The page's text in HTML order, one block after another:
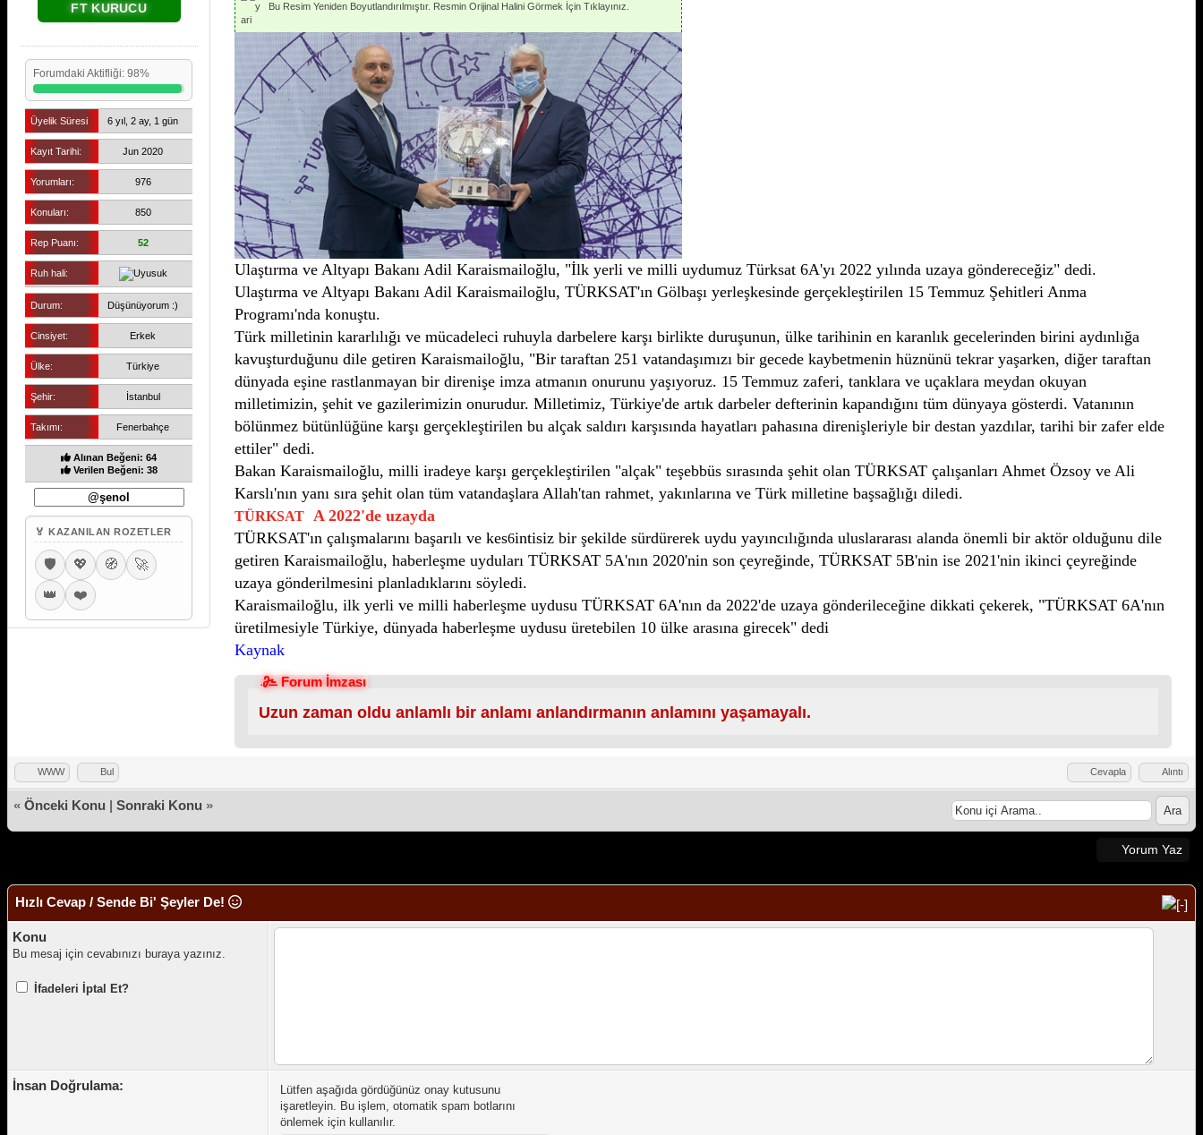
FT KURUCU
Forumdaki Aktifliği: 98%
Üyelik Süresi 6 yıl, 2 ay, 1 gün
Kayıt Tarihi: Jun 2020
Yorumları: 976
Konuları: 850
Rep Puanı: 52
Ruh hali:
Durum: Düşünüyorum :)
Cinsiyet: Erkek
Ülke: Türkiye
Şehir: İstanbul
Takımı: Fenerbahçe
Alınan Beğeni: 64
Verilen Beğeni: 38
🏅 KAZANILAN ROZETLER
🛡️ 💖 🧭
🚀
👑
❤️
Bu Resim Yeniden Boyutlandırılmıştır. Resmin Orijinal Halini Görmek İçin Tıklayınız.
Ulaştırma ve Altyapı Bakanı Adil Karaismailoğlu, "İlk yerli ve milli uydumuz Türksat 6A'yı 2022 yılında uzaya göndereceğiz" dedi.
Ulaştırma ve Altyapı Bakanı Adil Karaismailoğlu, TÜRKSAT'ın Gölbaşı yerleşkesinde gerçekleştirilen 15 Temmuz Şehitleri Anma
Programı'nda konuştu.
Türk milletinin kararlılığı ve mücadeleci ruhuyla darbelere karşı birlikte duruşunun, ülke tarihinin en karanlık gecelerinden birini aydınlığa
kavuşturduğunu dile getiren Karaismailoğlu, "Bir taraftan 251 vatandaşımızı bir gecede kaybetmenin hüznünü tekrar yaşarken, diğer taraftan
dünyada eşine rastlanmayan bir direnişe imza atmanın onurunu yaşıyoruz. 15 Temmuz zaferi, tanklara ve uçaklara meydan okuyan
milletimizin, şehit ve gazilerimizin onurudur. Milletimiz, Türkiye'de artık darbeler defterinin kapandığını tüm dünyaya gösterdi. Vatanının
bölünmez bütünlüğüne karşı gerçekleştirilen bu alçak saldırı karşısında hayatları pahasına direnişleriyle bir destan yazdılar, tarihi bir zafer elde
ettiler" dedi.
Bakan Karaismailoğlu, milli iradeye karşı gerçekleştirilen "alçak" teşebbüs sırasında şehit olan TÜRKSAT çalışanları Ahmet Özsoy ve Ali
Karslı'nın yanı sıra şehit olan tüm vatandaşlara Allah'tan rahmet, yakınlarına ve Türk milletine başsağlığı diledi.
TÜRKSATA 2022'de uzayda
TÜRKSAT'ın çalışmalarını başarılı ve kes6intisiz bir şekilde sürdürerek uydu yayıncılığında uluslararası alanda önemli bir aktör olduğunu dile
getiren Karaismailoğlu, haberleşme uyduları TÜRKSAT 5A'nın 2020'nin son çeyreğinde, TÜRKSAT 5B'nin ise 2021'nin ikinci çeyreğinde
uzaya gönderilmesini planladıklarını söyledi.
Karaismailoğlu, ilk yerli ve milli haberleşme uydusu TÜRKSAT 6A'nın da 2022'de uzaya gönderileceğine dikkati çekerek, "TÜRKSAT 6A'nın
üretilmesiyle Türkiye, dünyada haberleşme uydusu üretebilen 10 ülke arasına girecek" dedi
Kaynak
Forum İmzası
Uzun zaman oldu anlamlı bir anlamı anlandırmanın anlamını yaşamayalı.
WWW Bul Cevapla Alıntı
« Önceki Konu | Sonraki Konu »
Yorum Yaz
Hızlı Cevap / Sende Bi' Şeyler De!
Konu
Bu mesaj için cevabınızı buraya yazınız.
İfadeleri İptal Et?
İnsan Doğrulama:
Lütfen aşağıda gördüğünüz onay kutusunu
işaretleyin. Bu işlem, otomatik spam botlarını
önlemek için kullanılır.